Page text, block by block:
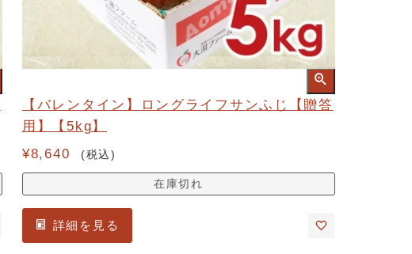
【バレンタイン】ロングライフサンふじ【贈答
用】【5kg】
¥8,640 税込
在庫切れ
詳細を見る